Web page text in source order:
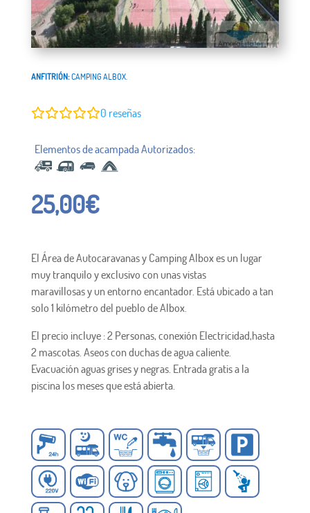
ANFITRIÓN:CAMPING ALBOX.
0 reseñas
25,00€
El Área de Autocaravanas y Camping Albox es un lugar
muy tranquilo y exclusivo con unas vistas
maravillosas y un entorno encantador. Está ubicado a tan
solo 1 kilómetro del pueblo de Albox.
El precio incluye : 2 Personas, conexión Electricidad,hasta
2 mascotas. Aseos con duchas de agua caliente.
Evacuación aguas grises y negras. Entrada gratis a la
piscina los meses que está abierta.